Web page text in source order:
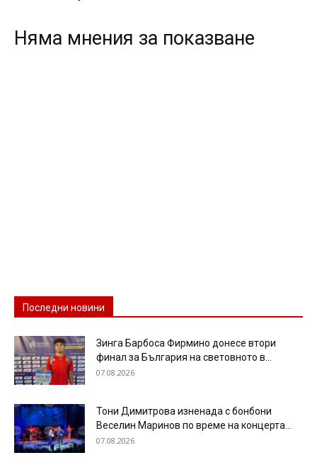
Няма мнения за показване
Последни новини
Зинга Барбоса Фирмино донесе втори
финал за България на световното в...
07.08.2026
Тони Димитрова изненада с бонбони
Веселин Маринов по време на концерта...
07.08.2026